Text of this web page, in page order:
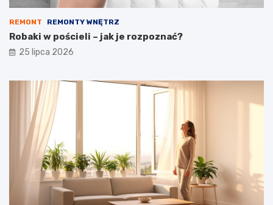
REMONT REMONTY WNĘTRZ
Robaki w pościeli – jak je rozpoznać?
25 lipca 2026